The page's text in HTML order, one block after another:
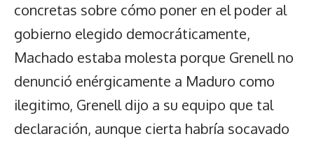
concretas sobre cómo poner en el poder al
gobierno elegido democráticamente,
Machado estaba molesta porque Grenell no
denunció enérgicamente a Maduro como
ilegitimo, Grenell dijo a su equipo que tal
declaración, aunque cierta habría socavado